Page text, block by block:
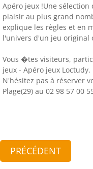
Apéro jeux !Une
plaisir au plus grand
explique les règles et en
l'univers d'un jeu original
Vous �tes visiteurs,
jeux - Apéro jeux Loctudy.
N'hésitez pas à réserver
Plage(29) au 02 98 57 00
PRÉCÉDENT